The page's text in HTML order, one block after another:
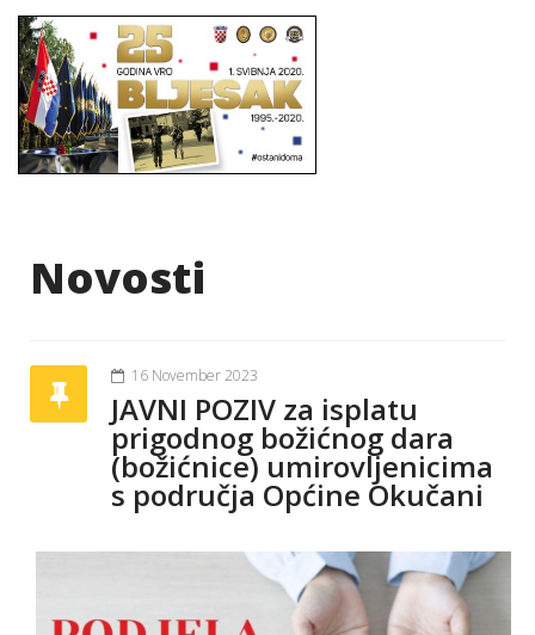
Novosti
16 November 2023
JAVNI POZIV za isplatu
prigodnog božićnog dara
(božićnice) umirovljenicima
s područja Općine Okučani